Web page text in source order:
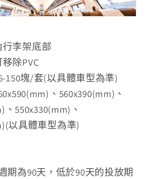
李架底部
除PVC
150塊/套(以具體車型為準)
、560x390(mm)、
、550x330(mm)、
以具體車型為準)
期為90天，低於90天的投放期